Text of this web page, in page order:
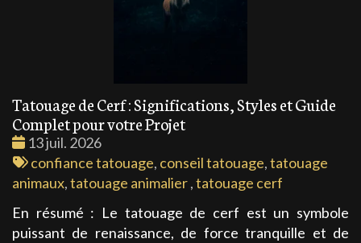
Tatouage de Cerf : Significations, Styles et Guide
Complet pour votre Projet
Date
:
13 juil. 2026
Tags
:
confiance tatouage, conseil tatouage,tatouage
animaux,tatouage animalier,tatouage cerf
En résumé : Le tatouage de cerf est un symbole
puissant de renaissance, de force tranquille et de